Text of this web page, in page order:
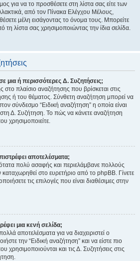
για να το προσθέσετε στη λίστα σας είτε των
από τον Πίνακα Ελέγχου Μέλους,
μέλη εισάγοντας το όνομα τους. Μπορείτε
τη λίστα σας χρησιμοποιώντας την ίδια σελίδα.
ή περισσότερες Δ. Συζητήσεις;
στο πλαίσιο αναζήτησης που βρίσκεται στις
ή του θέματος. Σύνθετη αναζήτηση μπορεί να
σύνδεσμο “Ειδική αναζήτηση” η οποία είναι
στη Δ. Συζήτηση. Το πώς να κάνετε αναζήτηση
χρησιμοποιείτε.
αποτελέσματα;
πολύ ασαφής και περιελάμβανε πολλούς
στο ευρετήριο από το phpBB. Γίνετε
τις επιλογές που είναι διαθέσιμες στην
μια κενή σελίδα;
αποτελέσματα για να διαχειριστεί ο
την “Ειδική αναζήτηση” και να είστε πιο
χρησιμοποιούνται και τις Δ. Συζητήσεις στις